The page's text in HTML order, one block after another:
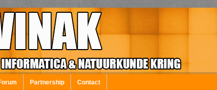
Partnership Contact